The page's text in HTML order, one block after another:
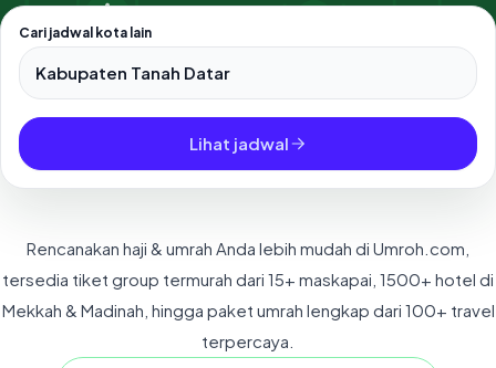
Cari jadwal kota lain
Pilih salah satu dari 500+ kota dan kabupaten di Indonesia.
Lihat jadwal
Rencanakan haji & umrah Anda lebih mudah di Umroh.com,
tersedia tiket group termurah dari 15+ maskapai, 1500+ hotel di
Mekkah & Madinah, hingga paket umrah lengkap dari 100+ travel
terpercaya.